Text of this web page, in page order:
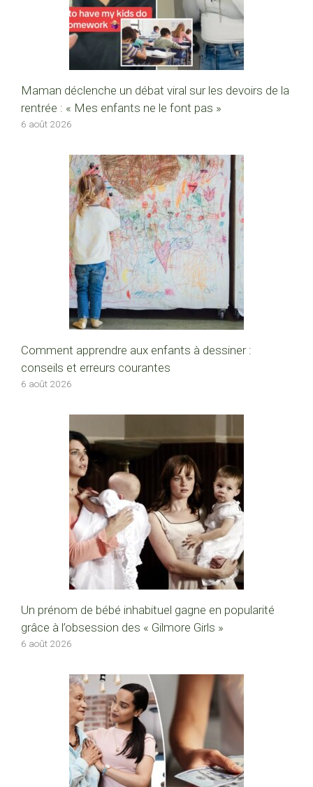
Maman déclenche un débat viral sur les devoirs de la
rentrée : « Mes enfants ne le font pas »
6 août 2026
Comment apprendre aux enfants à dessiner :
conseils et erreurs courantes
6 août 2026
Un prénom de bébé inhabituel gagne en popularité
grâce à l’obsession des « Gilmore Girls »
6 août 2026